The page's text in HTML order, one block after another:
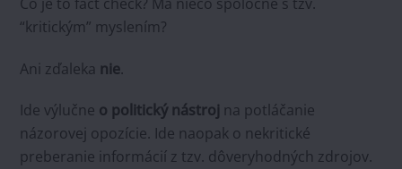
“kritickým” myslením?
Ani zďaleka nie.
Ide výlučne o politický nástroj na potláčanie
názorovej opozície. Ide naopak o nekritické
preberanie informácií z tzv. dôveryhodných zdrojov.